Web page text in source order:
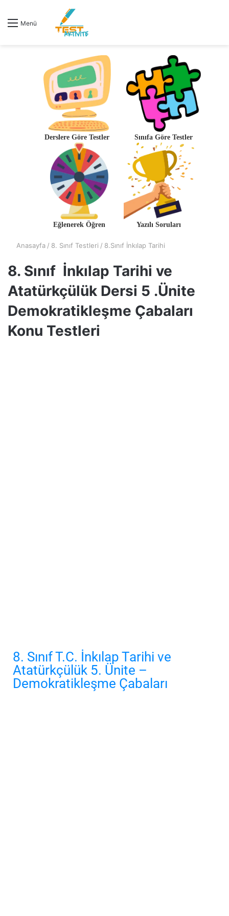
Menü
Derslere Göre Testler Sınıfa Göre Testler
Eğlenerek Öğren Yazılı Soruları
Anasayfa / 8. Sınıf Testleri / 8.Sınıf İnkılap Tarihi
8. Sınıf İnkılap Tarihi ve
Atatürkçülük Dersi 5 .Ünite
Demokratikleşme Çabaları
Konu Testleri
8. Sınıf T.C. İnkılap Tarihi ve
Atatürkçülük 5. Ünite –
Demokratikleşme Çabaları